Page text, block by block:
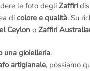
le foto degli Zaffiri
di colore e qualità. Su
Ceylon o Zaffiri
una gioielleria.
artigianale, possiamo